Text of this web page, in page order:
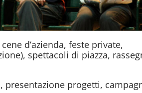
d’azienda, feste private,
spettacoli di piazza,
progetti,